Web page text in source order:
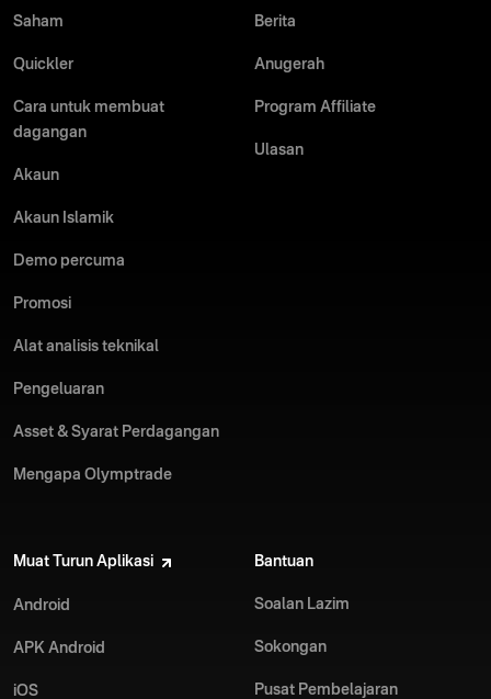
Saham
Quickler
Cara untuk membuat
dagangan
Akaun
Akaun Islamik
Demo percuma
Promosi
Alat analisis teknikal
Pengeluaran
Asset & Syarat Perdagangan
Mengapa Olymptrade
Berita
Anugerah
Program Affiliate
Ulasan
Muat Turun Aplikasi
Android
APK Android
iOS
Bantuan
Soalan Lazim
Sokongan
Pusat Pembelajaran